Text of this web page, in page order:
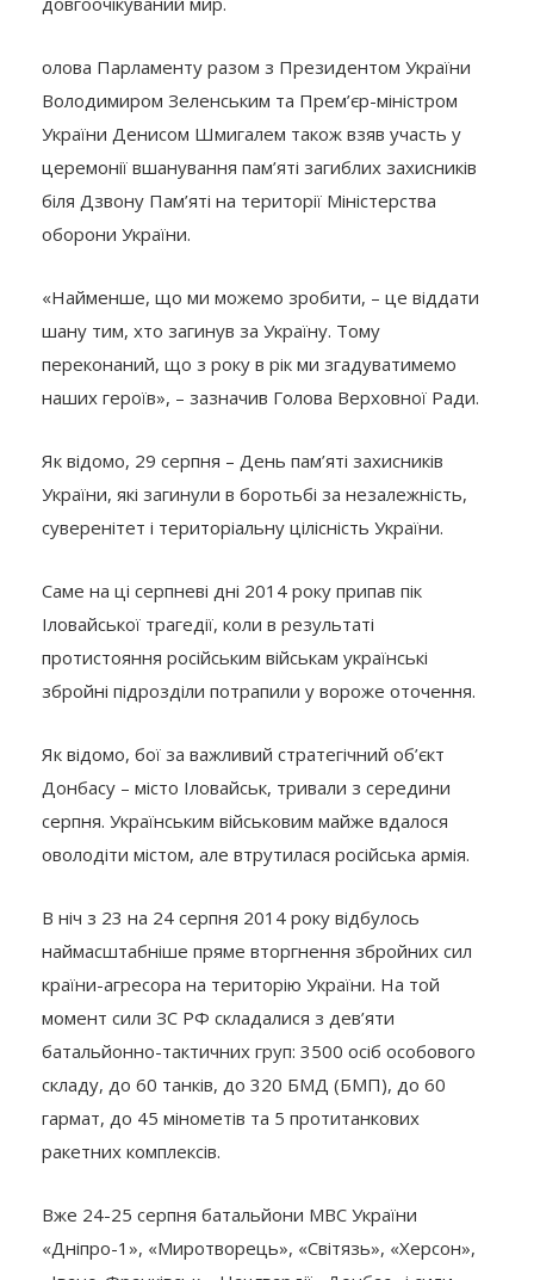
олова Парламенту разом з Президентом України
Володимиром Зеленським та Прем’єр-міністром
України Денисом Шмигалем також взяв участь у
церемонії вшанування пам’яті загиблих захисників
біля Дзвону Пам’яті на території Міністерства
оборони України.
«Найменше, що ми можемо зробити, – це віддати
шану тим, хто загинув за Україну. Тому
переконаний, що з року в рік ми згадуватимемо
наших героїв», – зазначив Голова Верховної Ради.
Як відомо, 29 серпня – День пам’яті захисників
України, які загинули в боротьбі за незалежність,
суверенітет і територіальну цілісність України.
Саме на ці серпневі дні 2014 року припав пік
Іловайської трагедії, коли в результаті
протистояння російським військам українські
збройні підрозділи потрапили у вороже оточення.
Як відомо, бої за важливий стратегічний об’єкт
Донбасу – місто Іловайськ, тривали з середини
серпня. Українським військовим майже вдалося
оволодіти містом, але втрутилася російська армія.
В ніч з 23 на 24 серпня 2014 року відбулось
наймасштабніше пряме вторгнення збройних сил
країни-агресора на територію України. На той
момент сили ЗС РФ складалися з дев’яти
батальйонно-тактичних груп: 3500 осіб особового
складу, до 60 танків, до 320 БМД (БМП), до 60
гармат, до 45 мінометів та 5 протитанкових
ракетних комплексів.
Вже 24-25 серпня батальйони МВС України
«Дніпро-1», «Миротворець», «Світязь», «Херсон»,